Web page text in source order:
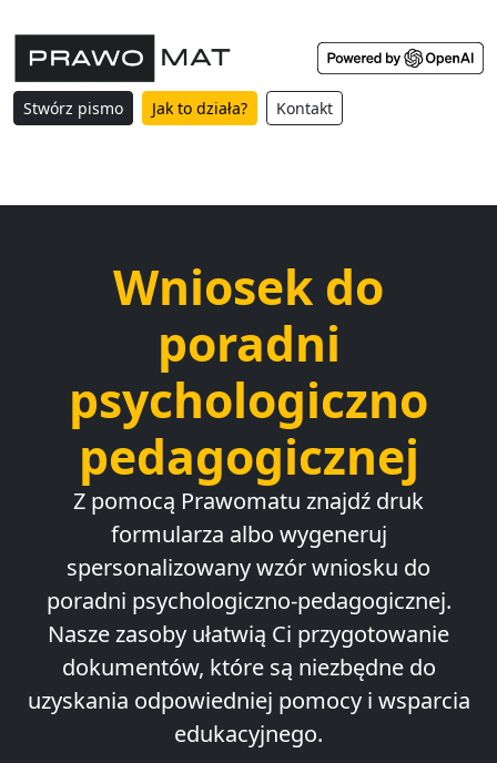
Stwórz pismo Jak to działa? Kontakt
Wniosek do
poradni
psychologiczno
pedagogicznej
Z pomocą Prawomatu znajdź druk
formularza albo wygeneruj
spersonalizowany wzór wniosku do
poradni psychologiczno-pedagogicznej.
Nasze zasoby ułatwią Ci przygotowanie
dokumentów, które są niezbędne do
uzyskania odpowiedniej pomocy i wsparcia
edukacyjnego.